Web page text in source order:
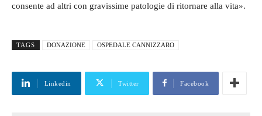
consente ad altri con gravissime patologie di ritornare alla vita».
TAGS DONAZIONE OSPEDALE CANNIZZARO
Linkedin Twitter Facebook